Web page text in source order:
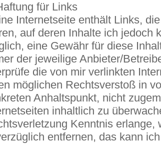
für Links
Internetseite enthält Links,
auf deren Inhalte ich jedoch
eine Gewähr für diese
der jeweilige Anbieter/
die von mir verlinkten
möglichen Rechtsverstoß in
Anhaltspunkt, nicht
inhaltlich zu
Kenntnis
entfernen, das kann